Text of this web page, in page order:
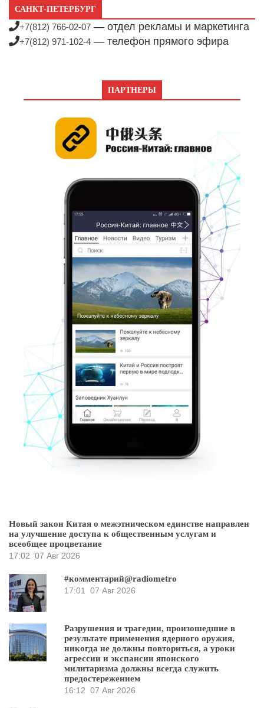
САНКТ-ПЕТЕРБУРГ
+7(812) 766-02-07 — отдел рекламы и маркетинга
+7(812) 971-102-4 — телефон прямого эфира
ПАРТНЕРЫ
Новый закон Китая о межэтническом единстве направлен
на улучшение доступа к общественным услугам и
всеобщее процветание
17:02 07 Авг 2026
#комментарий@radiometro
17:01 07 Авг 2026
Разрушения и трагедии, произошедшие в
результате применения ядерного оружия,
никогда не должны повториться, а уроки
агрессии и экспансии японского
милитаризма должны всегда служить
предостережением
16:12 07 Авг 2026